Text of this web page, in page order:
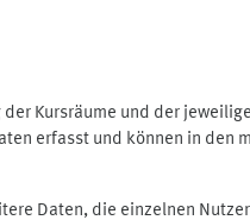
Kursräume und der
erfasst und können in den
Daten, die einzelnen